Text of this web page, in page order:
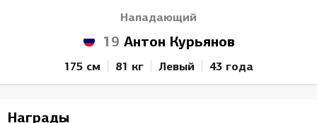
Нападающий
19 Антон Курьянов
175 см 81 кг Левый 43 года
Награды